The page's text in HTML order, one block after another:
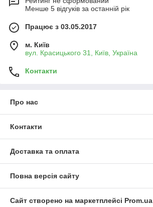
Менше 5 відгуків за останній рік
Працює з 03.05.2017
м. Київ
вул. Красицького 31, Київ, Україна
Контакти
Про нас
Контакти
Доставка та оплата
Повна версія сайту
Сайт створено на маркетплейсі Prom.ua